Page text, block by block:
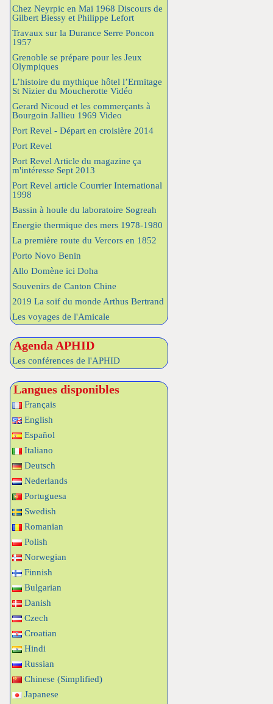
Chez Neyrpic en Mai 1968 Discours de
Gilbert Biessy et Philippe Lefort
Travaux sur la Durance Serre Poncon
1957
Grenoble se prépare pour les Jeux
Olympiques
L’histoire du mythique hôtel l’Ermitage
St Nizier du Moucherotte Vidéo
Gerard Nicoud et les commerçants à
Bourgoin Jallieu 1969 Video
Port Revel - Départ en croisière 2014
Port Revel
Port Revel Article du magazine ça
m'intéresse Sept 2013
Port Revel article Courrier International
1998
Bassin à houle du laboratoire Sogreah
Energie thermique des mers 1978-1980
La première route du Vercors en 1852
Porto Novo Benin
Allo Domène ici Doha
Souvenirs de Canton Chine
2019 La soif du monde Arthus Bertrand
Les voyages de l'Amicale
Agenda APHID
Les conférences de l'APHID
Langues disponibles
Français
English
Español
Italiano
Deutsch
Nederlands
Portuguesa
Swedish
Romanian
Polish
Norwegian
Finnish
Bulgarian
Danish
Czech
Croatian
Hindi
Russian
Chinese (Simplified)
Japanese